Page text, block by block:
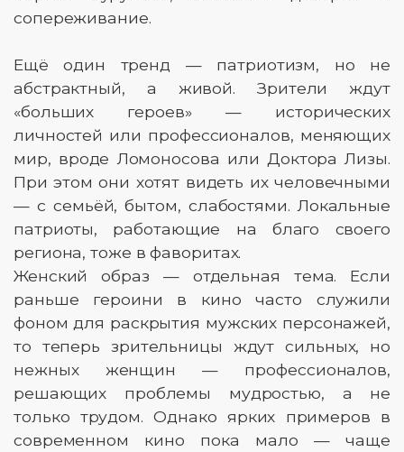
сопереживание.
Ещё один тренд — патриотизм, но не
абстрактный, а живой. Зрители ждут
«больших героев» — исторических
личностей или профессионалов, меняющих
мир, вроде Ломоносова или Доктора Лизы.
При этом они хотят видеть их человечными
— с семьёй, бытом, слабостями. Локальные
патриоты, работающие на благо своего
региона, тоже в фаворитах.
Женский образ — отдельная тема. Если
раньше героини в кино часто служили
фоном для раскрытия мужских персонажей,
то теперь зрительницы ждут сильных, но
нежных женщин — профессионалов,
решающих проблемы мудростью, а не
только трудом. Однако ярких примеров в
современном кино пока мало — чаще